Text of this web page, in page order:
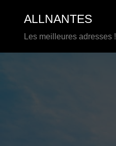
contenu
ALLNANTES
Les meilleures adresses !